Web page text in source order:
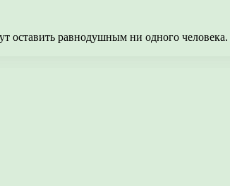
равнодушным ни одного человека.